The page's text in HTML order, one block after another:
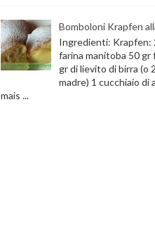
Bomboloni Krapfen
Ingredienti: Krapfen:
farina manitoba 50 gr
gr di lievito di birra (o
madre) 1 cucchiaio di
mais ...